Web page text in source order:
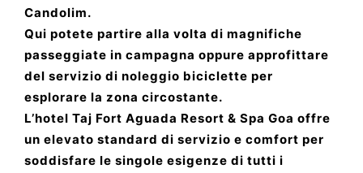
Candolim.
Qui potete partire alla volta di magnifiche
passeggiate in campagna oppure approfittare
del servizio di noleggio biciclette per
esplorare la zona circostante.
L’hotel Taj Fort Aguada Resort & Spa Goa offre
un elevato standard di servizio e comfort per
soddisfare le singole esigenze di tutti i